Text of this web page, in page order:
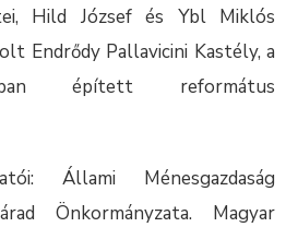
Hild József és Ybl Miklós
Endrődy Pallavicini Kastély, a
épített református
Állami Ménesgazdaság
Önkormányzata. Magyar